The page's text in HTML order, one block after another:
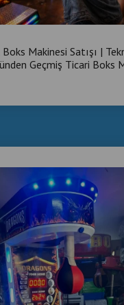
Makinesi Satışı |
Geçmiş Ticari Boks